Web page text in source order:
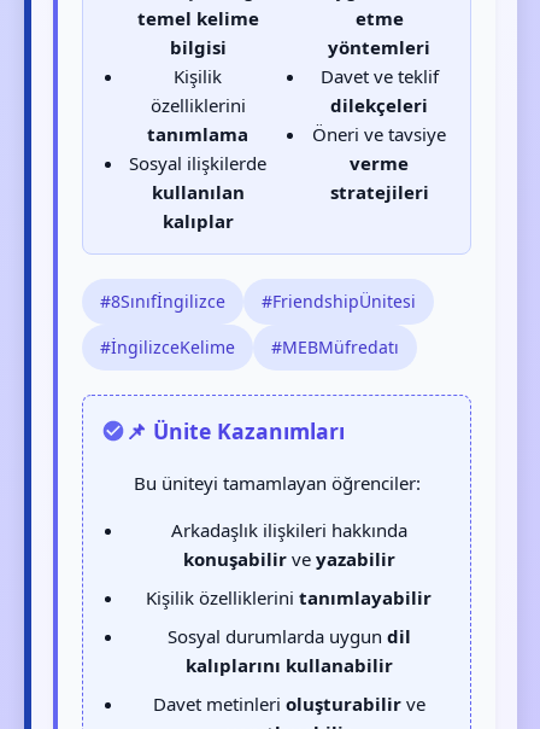
temel kelime
bilgisi
Kişilik
özelliklerini
tanımlama
Sosyal ilişkilerde
kullanılan
kalıplar
etme
yöntemleri
Davet ve teklif
dilekçeleri
Öneri ve tavsiye
verme
stratejileri
#8Sınıfİngilizce
#FriendshipÜnitesi
#İngilizceKelime
#MEBMüfredatı
📌 Ünite Kazanımları
Bu üniteyi tamamlayan öğrenciler:
Arkadaşlık ilişkileri hakkında
konuşabilirve yazabilir
Kişilik özelliklerinitanımlayabilir
Sosyal durumlarda uygun dil
kalıplarını kullanabilir
Davet metinleri oluşturabilirve